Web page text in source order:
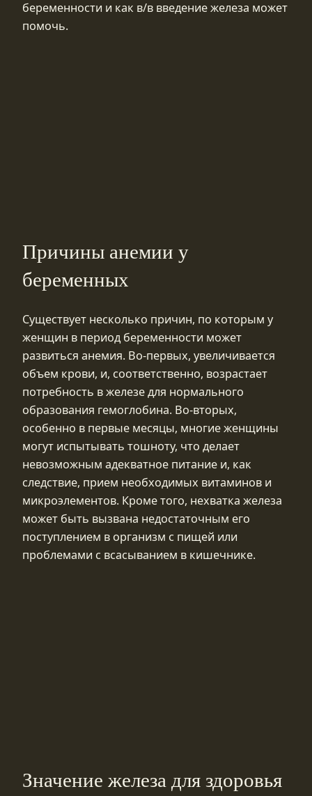
беременности и как в/в введение железа может
помочь.
Причины анемии у
беременных
Существует несколько причин, по которым у
женщин в период беременности может
развиться анемия. Во-первых, увеличивается
объем крови, и, соответственно, возрастает
потребность в железе для нормального
образования гемоглобина. Во-вторых,
особенно в первые месяцы, многие женщины
могут испытывать тошноту, что делает
невозможным адекватное питание и, как
следствие, прием необходимых витаминов и
микроэлементов. Кроме того, нехватка железа
может быть вызвана недостаточным его
поступлением в организм с пищей или
проблемами с всасыванием в кишечнике.
Значение железа для здоровья